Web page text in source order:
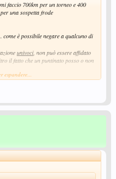
faccio 700km per un torneo e 400
una sospetta frode
è possibile negare a qualcuno di
univoci, non può essere affidato
il fatto che un puntinato posso o non
morale anche per gli arbitri, non credo
espandere...